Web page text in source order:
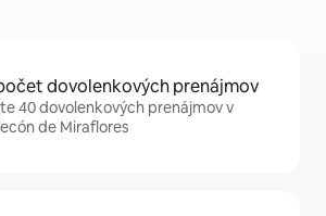
dovolenkových prenájmov
40 dovolenkových prenájmov v
de Miraflores